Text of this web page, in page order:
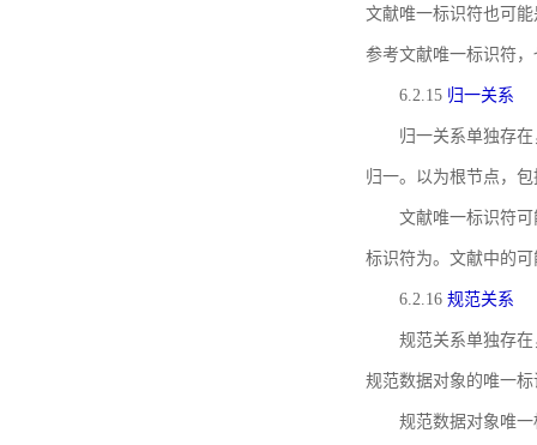
文献唯一标识符也可
参考文献唯一标识符
6.2.15 归一关系
归一关系单独存
归一。以为根节点，
文献唯一标识符
标识符为。文献中的
6.2.16 规范关系
规范关系单独存
规范数据对象的唯一
规范数据对象唯一